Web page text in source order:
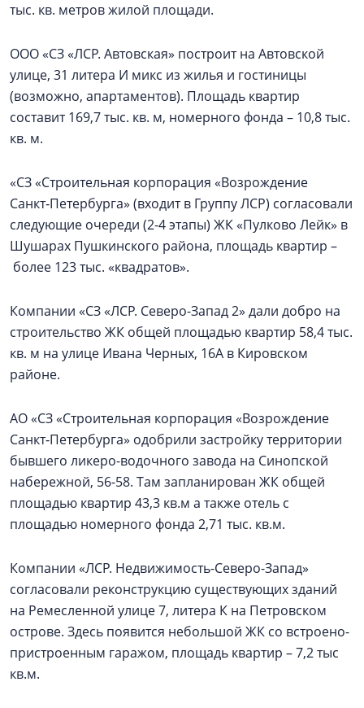
тыс. кв. метров жилой площади.
ООО «СЗ «ЛСР. Автовская» построит на Автовской
улице, 31 литера И микс из жилья и гостиницы
(возможно, апартаментов). Площадь квартир
составит 169,7 тыс. кв. м, номерного фонда – 10,8 тыс.
кв. м.
«СЗ «Строительная корпорация «Возрождение
Санкт‑Петербурга» (входит в Группу ЛСР) согласовали
следующие очереди (2-4 этапы) ЖК «Пулково Лейк» в
Шушарах Пушкинского района, площадь квартир –
более 123 тыс. «квадратов».
Компании «СЗ «ЛСР. Северо-Запад 2» дали добро на
строительство ЖК общей площадью квартир 58,4 тыс.
кв. м на улице Ивана Черных, 16А в Кировском
районе.
АО «СЗ «Строительная корпорация «Возрождение
Санкт‑Петербурга» одобрили застройку территории
бывшего ликеро-водочного завода на Синопской
набережной, 56-58. Там запланирован ЖК общей
площадью квартир 43,3 кв.м а также отель с
площадью номерного фонда 2,71 тыс. кв.м.
Компании «ЛСР. Недвижимость-Северо-Запад»
согласовали реконструкцию существующих зданий
на Ремесленной улице 7, литера К на Петровском
острове. Здесь появится небольшой ЖК со встроено-
пристроенным гаражом, площадь квартир – 7,2 тыс
кв.м.